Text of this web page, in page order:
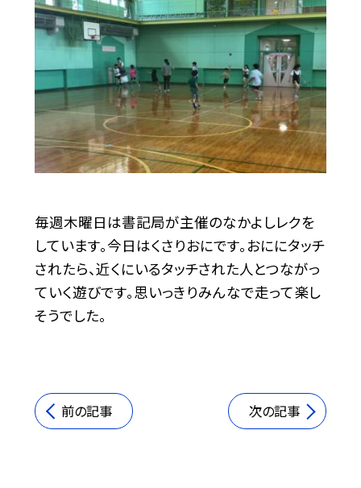
毎週木曜日は書記局が主催のなかよしレクを
しています。今日はくさりおにです。おににタッチ
されたら、近くにいるタッチされた人とつながっ
ていく遊びです。思いっきりみんなで走って楽し
そうでした。
前の記事 次の記事